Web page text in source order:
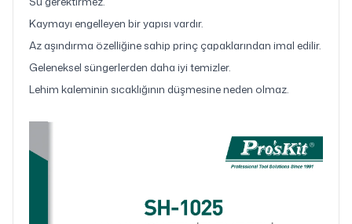
Kaymayı engelleyen bir yapısı vardır.
Az aşındırma özelliğine sahip prinç çapaklarından imal edilir.
Geleneksel süngerlerden daha iyi temizler.
Lehim kaleminin sıcaklığının düşmesine neden olmaz.